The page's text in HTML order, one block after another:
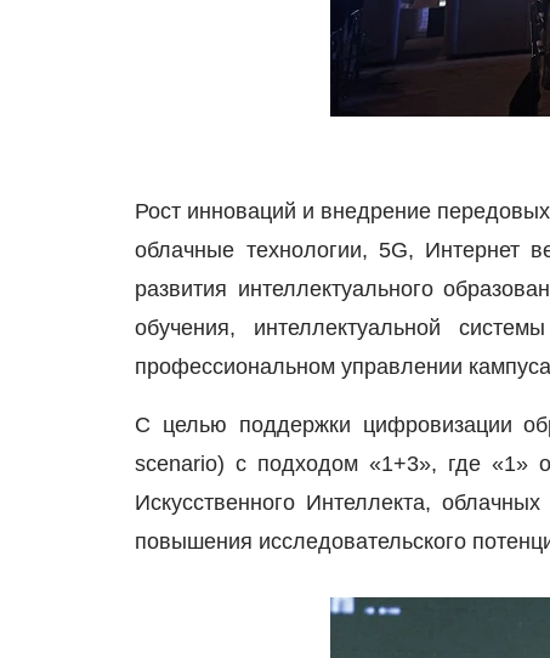
Рост инноваций и внедрение
облачные технологии, 5G, Интернет
развития интеллектуального
обучения, интеллектуальной
профессиональном управлении
С целью поддержки цифровизации
scenario) с подходом «1+3», где «1»
Искусственного Интеллекта,
повышения исследовательского